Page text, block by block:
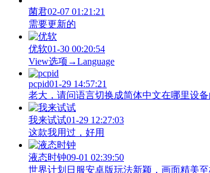
菌君02-07 01:21:21
需要更新的
优软01-30 00:20:54
View‌选项→Language
pcpid01-29 14:57:21
老大，请问语言切换成简体中文在哪里设
我来试试01-29 12:27:03
这款我用过，好用
液态时钟09-01 02:39:50
世界计划日服安卓版玩法新颖，画面精美